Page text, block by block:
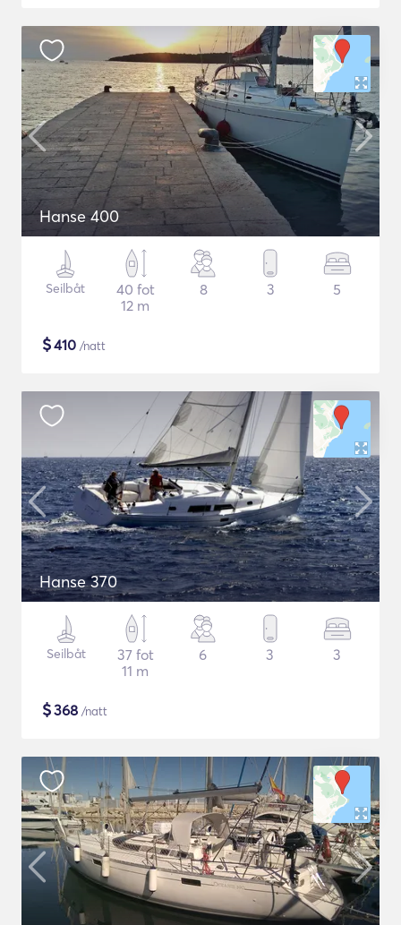
Hanse 400
Seilbåt
40 fot
12 m
8 3 5
$410 /natt
Hanse 370
Seilbåt
37 fot
11 m
6 3 3
$368 /natt